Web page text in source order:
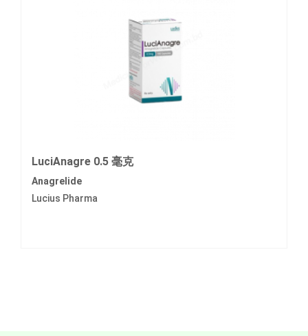
LuciAnagre 0.5 毫克
Anagrelide
Lucius Pharma